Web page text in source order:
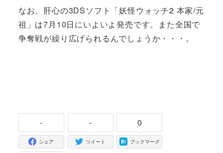
なお、肝心の3DSソフト「妖怪ウォッチ2 本家/元
祖」は7月10日にいよいよ発売です。また全国で
争奪戦が繰り広げられるんでしょうか・・・。
-
シェア
-
ツイート
0
ブックマーク